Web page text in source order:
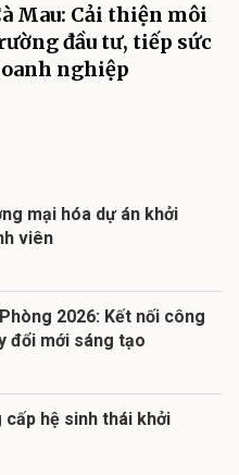
Mau: Cải thiện môi
đầu tư, tiếp sức
nghiệp
mại hóa dự án khởi
viên
2026: Kết nối công
đổi mới sáng tạo
cấp hệ sinh thái khởi